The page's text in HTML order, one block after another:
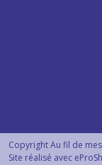
Copyright Au fil de
Site réalisé avec